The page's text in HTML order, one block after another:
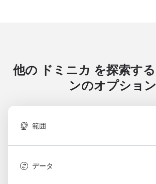
他の ドミニカ を探索する
ンのオプション
範囲
データ